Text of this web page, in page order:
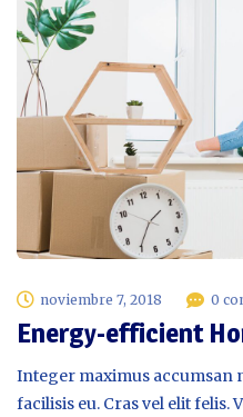
noviembre 7, 2018 0
Energy-efficient
Integer maximus accumsan
facilisis eu. Cras vel elit felis.